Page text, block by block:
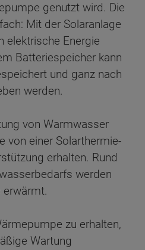
genutzt wird. Die
Mit der Solaranlage
elektrische Energie
Batteriespeicher kann
und ganz nach
werden.
von Warmwasser
von einer Solarthermie-
erhalten. Rund
werden
erwärmt.
zu erhalten,
Wartung